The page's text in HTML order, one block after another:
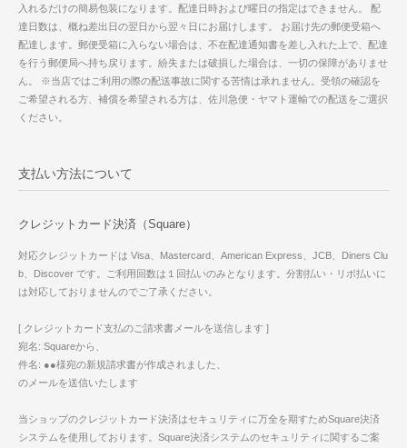
入れるだけの簡易包装になります。配達日時および曜日の指定はできません。 配
達日数は、概ね差出日の翌日から翌々日にお届けします。 お届け先の郵便受箱へ
配達します。郵便受箱に入らない場合は、不在配達通知書を差し入れた上で、配達
を行う郵便局へ持ち戻ります。紛失または破損した場合は、一切の保障がありませ
ん。 ※当店ではご利用の際の配送事故に関する苦情は承れません。受領の確認を
ご希望される方、補償を希望される方は、佐川急便・ヤマト運輸での配送をご選択
ください。
支払い方法について
クレジットカード決済（Square）
対応クレジットカードは Visa、Mastercard、American Express、JCB、Diners Clu
b、Discover です。ご利用回数は１回払いのみとなります。分割払い・リボ払いに
は対応しておりませんのでご了承ください。
[ クレジットカード支払のご請求書メールを送信します ]
宛名: Squareから、
件名: ●●様宛の新規請求書が作成されました、
のメールを送信いたします
当ショップのクレジットカード決済はセキュリティに万全を期すためSquare決済
システムを使用しております。Square決済システムのセキュリティに関するご案